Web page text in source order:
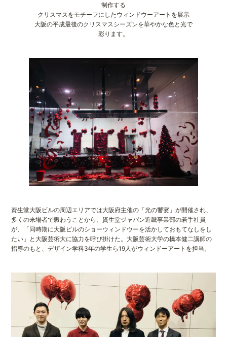
制作する
クリスマスをモチーフにしたウィンドウーアートを展示
大阪の平成最後のクリスマスシーズンを華やかな色と光で
彩ります。
資生堂大阪ビルの周辺エリアでは大阪府主催の「光の饗宴」が開催され、
多くの来場者で賑わうことから、資生堂ジャパン近畿事業部の若手社員
が、「同時期に大阪ビルのショーウィンドウーを活かしておもてなしをし
たい」と大阪芸術大に協力を呼び掛けた。大阪芸術大学の橋本健二講師の
指導のもと、デザイン学科3年の学生ら19人がウィンドーアートを担当。